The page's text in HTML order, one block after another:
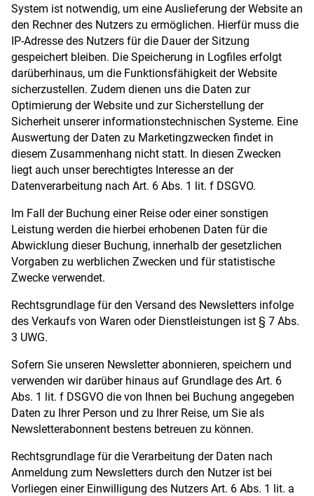
System ist notwendig, um eine Auslieferung der Website an
den Rechner des Nutzers zu ermöglichen. Hierfür muss die
IP-Adresse des Nutzers für die Dauer der Sitzung
gespeichert bleiben. Die Speicherung in Logfiles erfolgt
darüberhinaus, um die Funktionsfähigkeit der Website
sicherzustellen. Zudem dienen uns die Daten zur
Optimierung der Website und zur Sicherstellung der
Sicherheit unserer informationstechnischen Systeme. Eine
Auswertung der Daten zu Marketingzwecken findet in
diesem Zusammenhang nicht statt. In diesen Zwecken
liegt auch unser berechtigtes Interesse an der
Datenverarbeitung nach Art. 6 Abs. 1 lit. f DSGVO.
Im Fall der Buchung einer Reise oder einer sonstigen
Leistung werden die hierbei erhobenen Daten für die
Abwicklung dieser Buchung, innerhalb der gesetzlichen
Vorgaben zu werblichen Zwecken und für statistische
Zwecke verwendet.
Rechtsgrundlage für den Versand des Newsletters infolge
des Verkaufs von Waren oder Dienstleistungen ist § 7 Abs.
3 UWG.
Sofern Sie unseren Newsletter abonnieren, speichern und
verwenden wir darüber hinaus auf Grundlage des Art. 6
Abs. 1 lit. f DSGVO die von Ihnen bei Buchung angegeben
Daten zu Ihrer Person und zu Ihrer Reise, um Sie als
Newsletterabonnent bestens betreuen zu können.
Rechtsgrundlage für die Verarbeitung der Daten nach
Anmeldung zum Newsletters durch den Nutzer ist bei
Vorliegen einer Einwilligung des Nutzers Art. 6 Abs. 1 lit. a